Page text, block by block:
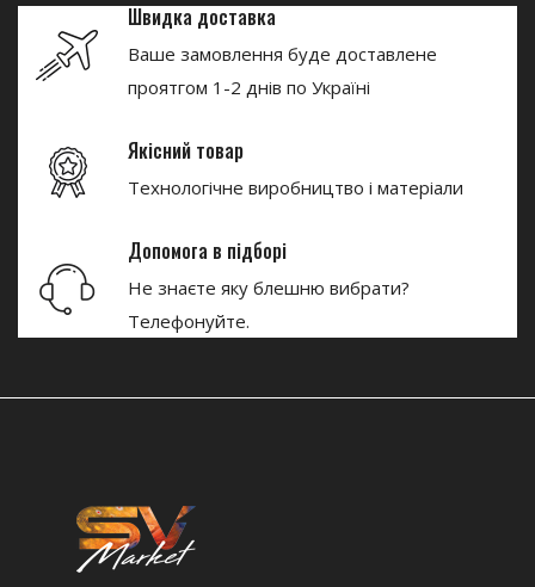
Швидка доставка
Ваше замовлення буде доставлене
проятгом 1-2 днів по Україні
Якісний товар
Технологічне виробництво і матеріали
Допомога в підборі
Не знаєте яку блешню вибрати?
Телефонуйте.